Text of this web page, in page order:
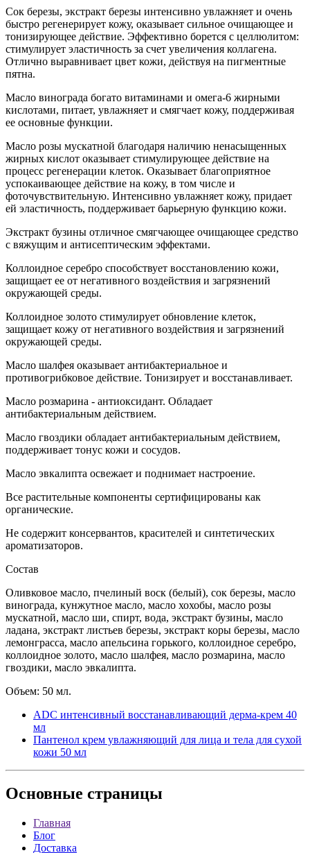
Сок березы, экстракт березы интенсивно увлажняет и очень
быстро регенерирует кожу, оказывает сильное очищающее и
тонизирующее действие. Эффективно борется с целлюлитом:
стимулирует эластичность за счет увеличения коллагена.
Отлично выравнивает цвет кожи, действуя на пигментные
пятна.
Масло винограда богато витаминами и омега-6 жирными
кислотами, питает, увлажняет и смягчает кожу, поддерживая
ее основные функции.
Масло розы мускатной благодаря наличию ненасыщенных
жирных кислот оказывает стимулирующее действие на
процесс регенерации клеток. Оказывает благоприятное
успокаивающее действие на кожу, в том числе и
фоточувствительную. Интенсивно увлажняет кожу, придает
ей эластичность, поддерживает барьерную функцию кожи.
Экстракт бузины отличное смягчающее очищающее средство
с вяжущим и антисептическим эффектами.
Коллоидное серебро способствует восстановлению кожи,
защищает ее от негативного воздействия и загрязнений
окружающей среды.
Коллоидное золото стимулирует обновление клеток,
защищает кожу от негативного воздействия и загрязнений
окружающей среды.
Масло шалфея оказывает антибактериальное и
противогрибковое действие. Тонизирует и восстанавливает.
Масло розмарина - антиоксидант. Обладает
антибактериальным действием.
Масло гвоздики обладает антибактериальным действием,
поддерживает тонус кожи и сосудов.
Масло эвкалипта освежает и поднимает настроение.
Все растительные компоненты сертифицированы как
органические.
Не содержит консервантов, красителей и синтетических
ароматизаторов.
Состав
Оливковое масло, пчелиный воск (белый), сок березы, масло
винограда, кунжутное масло, масло хохобы, масло розы
мускатной, масло ши, спирт, вода, экстракт бузины, масло
ладана, экстракт листьев березы, экстракт коры березы, масло
лемонграсса, масло апельсина горького, коллоидное серебро,
коллоидное золото, масло шалфея, масло розмарина, масло
гвоздики, масло эвкалипта.
Объем: 50 мл.
ADC интенсивный восстанавливающий дерма-крем 40
мл
Пантенол крем увлажняющий для лица и тела для сухой
кожи 50 мл
Основные страницы
Главная
Блог
Доставка